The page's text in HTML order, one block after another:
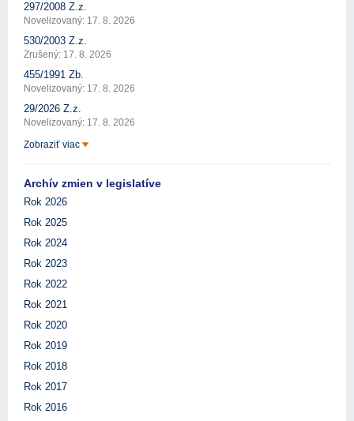
297/2008 Z.z.
Novelizovaný: 17. 8. 2026
530/2003 Z.z.
Zrušený: 17. 8. 2026
455/1991 Zb.
Novelizovaný: 17. 8. 2026
29/2026 Z.z.
Novelizovaný: 17. 8. 2026
Zobraziť viac
Archív zmien v legislatíve
Rok 2026
Rok 2025
Rok 2024
Rok 2023
Rok 2022
Rok 2021
Rok 2020
Rok 2019
Rok 2018
Rok 2017
Rok 2016